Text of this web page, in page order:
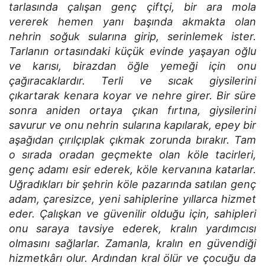
tarlasında çalışan genç çiftçi, bir ara mola
vererek hemen yanı başında akmakta olan
nehrin soğuk sularına girip, serinlemek ister.
Tarlanın ortasındaki küçük evinde yaşayan oğlu
ve karısı, birazdan öğle yemeği için onu
çağıracaklardır. Terli ve sıcak giysilerini
çıkartarak kenara koyar ve nehre girer. Bir süre
sonra aniden ortaya çıkan fırtına, giysilerini
savurur ve onu nehrin sularına kapılarak, epey bir
aşağıdan çırılçıplak çıkmak zorunda bırakır. Tam
o sırada oradan geçmekte olan köle tacirleri,
genç adamı esir ederek, köle kervanına katarlar.
Uğradıkları bir şehrin köle pazarında satılan genç
adam, çaresizce, yeni sahiplerine yıllarca hizmet
eder. Çalışkan ve güvenilir olduğu için, sahipleri
onu saraya tavsiye ederek, kralın yardımcısı
olmasını sağlarlar. Zamanla, kralın en güvendiği
hizmetkârı olur. Ardından kral ölür ve çocuğu da